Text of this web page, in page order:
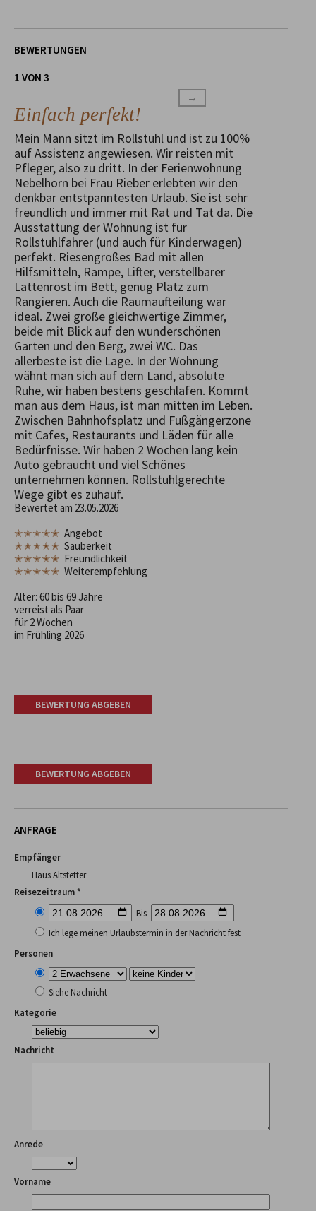
BEWERTUNGEN
1 VON 3
→
Einfach perfekt!
Mein Mann sitzt im Rollstuhl und ist zu 100%
auf Assistenz angewiesen. Wir reisten mit
Pfleger, also zu dritt. In der Ferienwohnung
Nebelhorn bei Frau Rieber erlebten wir den
denkbar entstpanntesten Urlaub. Sie ist sehr
freundlich und immer mit Rat und Tat da. Die
Ausstattung der Wohnung ist für
Rollstuhlfahrer (und auch für Kinderwagen)
perfekt. Riesengroßes Bad mit allen
Hilfsmitteln, Rampe, Lifter, verstellbarer
Lattenrost im Bett, genug Platz zum
Rangieren. Auch die Raumaufteilung war
ideal. Zwei große gleichwertige Zimmer,
beide mit Blick auf den wunderschönen
Garten und den Berg, zwei WC. Das
allerbeste ist die Lage. In der Wohnung
wähnt man sich auf dem Land, absolute
Ruhe, wir haben bestens geschlafen. Kommt
man aus dem Haus, ist man mitten im Leben.
Zwischen Bahnhofsplatz und Fußgängerzone
mit Cafes, Restaurants und Läden für alle
Bedürfnisse. Wir haben 2 Wochen lang kein
Auto gebraucht und viel Schönes
unternehmen können. Rollstuhlgerechte
Wege gibt es zuhauf.
Bewertet am 23.05.2026
✭✭✭✭✭ Angebot
✭✭✭✭✭ Sauberkeit
✭✭✭✭✭ Freundlichkeit
✭✭✭✭✭ Weiterempfehlung
Alter: 60 bis 69 Jahre
verreist als Paar
für 2 Wochen
im Frühling 2026
BEWERTUNG ABGEBEN
BEWERTUNG ABGEBEN
ANFRAGE
Empfänger
Haus Altstetter
Reisezeitraum *
Bis
Ich lege meinen Urlaubstermin in der Nachricht fest
Personen
Siehe Nachricht
Kategorie
Nachricht
Anrede
Vorname